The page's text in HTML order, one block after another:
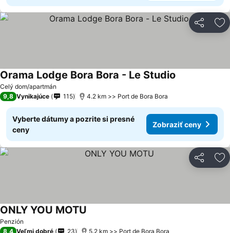
Zdieľať
Celý dom/apartmán
Orama Lodge Bora Bora - Le Studio
9,8 Vynikajúce 115 4.2 km >> Port de Bora Bora
Vyberte dátumy a pozrite si presné
ceny
Zobraziť ceny
Zdieľať
Penzión
ONLY YOU MOTU
8,4 Veľmi dobré 23 5.2 km >> Port de Bora Bora